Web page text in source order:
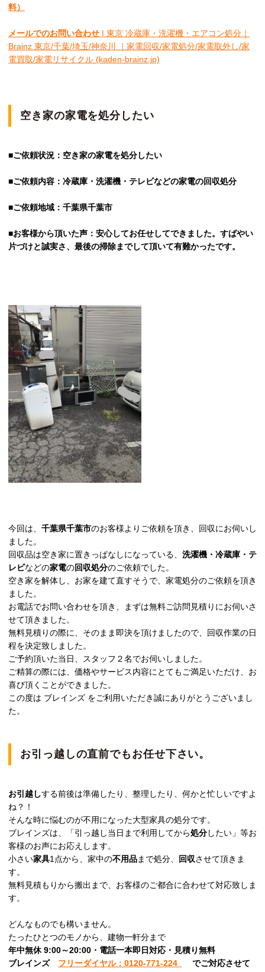
料）
メールでのお問い合わせ | 東京 冷蔵庫・洗濯機・エアコン処分｜
Brainz 東京/千葉/埼玉/神奈川 ｜家電回収/家電処分/家電取外し/家
電買取/家電リサイクル (kaden-brainz.jp)
空き家の家電を処分したい
■ご依頼状況：空き家の家電を処分したい
■ご依頼内容：冷蔵庫・洗濯機・テレビなどの家電の回収処分
■ご依頼地域：千葉県千葉市
■お客様から頂いた声：安心してお任せしてできました。すばやい
片づけと誠実さ、最後の掃除までして頂いて有難かったです。
今回は、 千葉県千葉市のお客様よりご依頼を頂き、回収にお伺いし
ました。
回収品は空き家に置きっぱなしになっている、 洗濯機・冷蔵庫・テ
レビなどの家電の回収処分のご依頼でした。
空き家を解体し、お家を建て直すそうで、家電処分のご依頼を頂き
ました。
お電話でお問い合わせを頂き、まずは無料ご訪問見積りにお伺いさ
せて頂きました。
無料見積りの際に、そのまま即決を頂けましたので、回収作業の日
程を決定致しました。
ご予約頂いた当日、スタッフ２名でお伺いしました。
ご精算の際には、価格やサービス内容にとてもご満足いただけ、お
喜び頂くことができました。
この度は ブレインズ をご利用いただき誠にありがとうございまし
た。
お引っ越しの直前でもお任せ下さい。
お引越しする前後は準備したり、整理したり、何かと忙しいですよ
ね？！
そんな時に悩むのが不用になった大型家具の処分です。
ブレインズは、「引っ越し当日まで利用してから処分したい」等お
客様のお声にお応えします。
小さい家具1点から、家中の不用品まで処分、 回収させて頂きま
す。
無料見積もりから搬出まで、お客様のご都合に合わせて対応致しま
す。
どんなものでも構いません。
たったひとつのモノから、建物一軒分まで
年中無休 9:00～20:00・電話一本即日対応・見積り無料
ブレインズ フリーダイヤル：0120-771-224
でご対応させて